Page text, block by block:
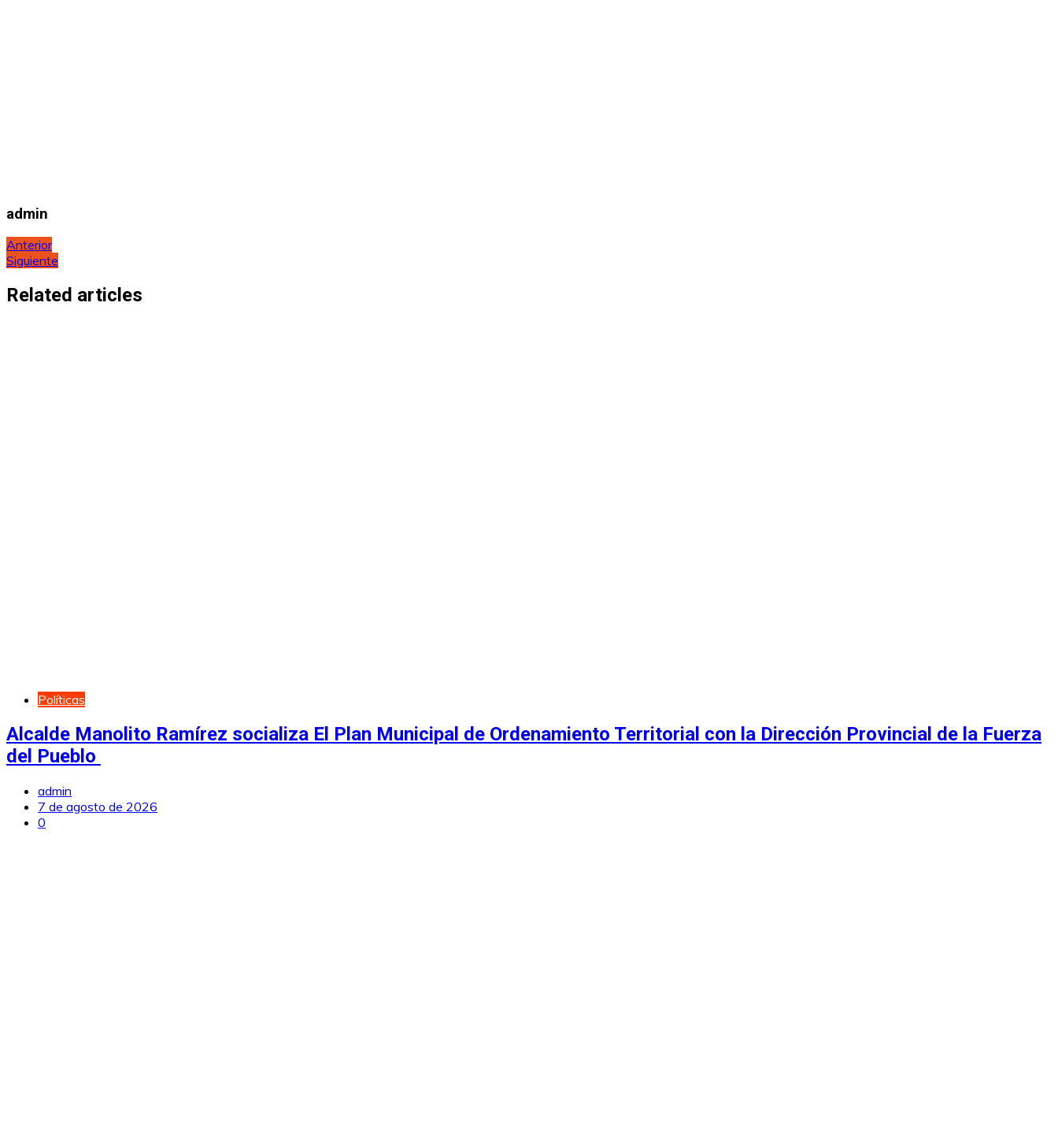
admin
Navegación
de
entradas
Anterior
Siguiente
Related articles
Políticas
Alcalde Manolito Ramírez socializa El Plan Municipal de Ordenamiento Territorial con la Dirección Provincial de la Fuerza
del Pueblo
admin
7 de agosto de 2026
0